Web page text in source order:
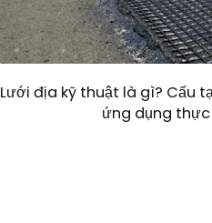
Lưới địa kỹ thuật là gì? Cấu
ứng dụng